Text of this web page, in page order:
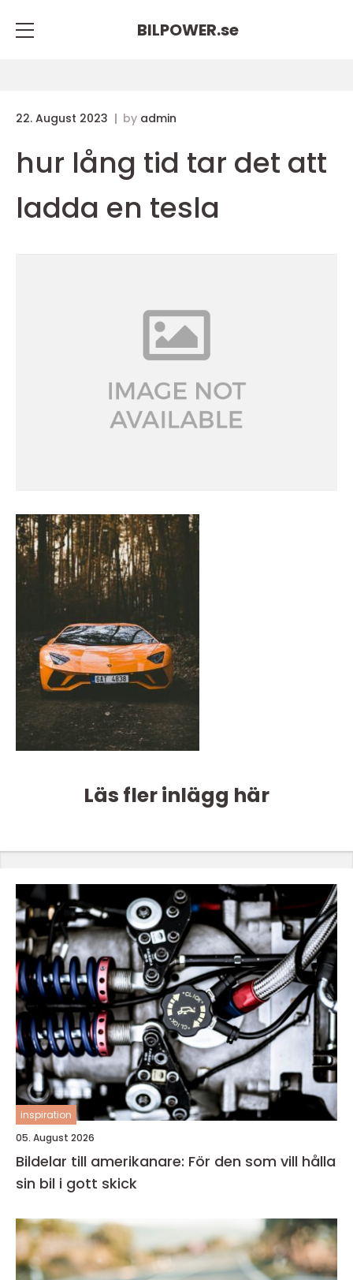
BILPOWER.se
22. August 2023 by admin
hur lång tid tar det att
ladda en tesla
Läs fler inlägg här
inspiration
05. August 2026
Bildelar till amerikanare: För den som vill hålla
sin bil i gott skick